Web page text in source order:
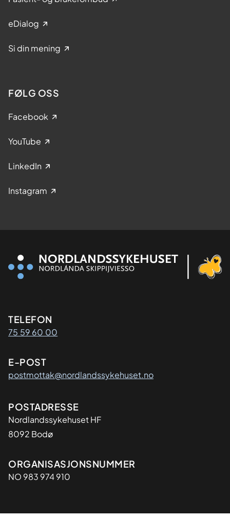
eDialog
Si din mening
FØLG OSS
Facebook
YouTube
LinkedIn
Instagram
Kontaktinformasjon
TELEFON
75 59 60 00
E-POST
postmottak@nordlandssykehuset.no
Adresse
POSTADRESSE
Nordlandssykehuset HF
8092 Bodø
Organisasjon
ORGANISASJONSNUMMER
NO 983 974 910